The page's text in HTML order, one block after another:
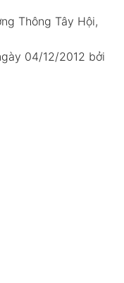
Thông Tây Hội,
04/12/2012 bởi